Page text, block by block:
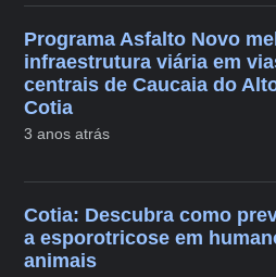
Programa Asfalto Novo
infraestrutura viária em
centrais de Caucaia do
Cotia
3 anos atrás
Cotia: Descubra como
a esporotricose em
animais